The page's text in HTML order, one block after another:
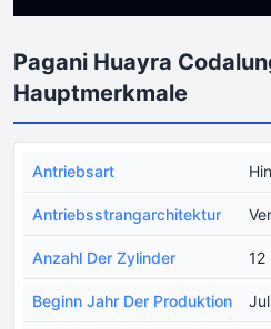
Pagani Huayra
Hauptmerkmale
Antriebsart
Antriebsstrangarchitektur
Anzahl Der Zylinder 12
Beginn Jahr Der Produktion